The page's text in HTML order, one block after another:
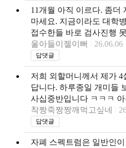
11개월 아직 이르다. 좀더
마세요. 지금이라도 대학
접수한들 바로 검사진행
울아들이젤이뻐
답댓글
저희 외할머니께서 제가
답니다. 하루종일 개미들
사십중반입니다 ㅋㅋㅋ
착짱죽짱짱깨먹고싶네
답댓글
자폐 스펙트럼은 일반인